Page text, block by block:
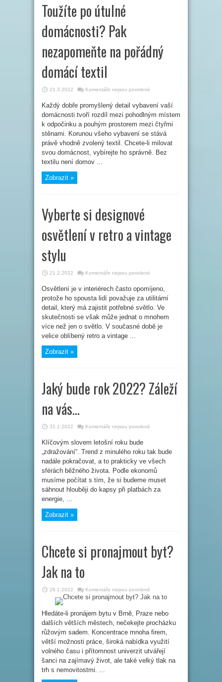
Toužíte po útulné
domácnosti? Pak
nezapomeňte na pořádný
domácí textil
21.3.2022 Komentáře nejsou povolené
názvem
po
útulné
domácnosti?
Pak
na
pořádný
domácí
Každý dobře promyšlený detail vybavení vaší
domácnosti tvoří rozdíl mezi pohodlným místem
k odpočinku a pouhým prostorem mezi čtyřmi
stěnami. Korunou všeho vybavení se stává
právě vhodně zvolený textil. Chcete-li milovat
svou domácnost, vybírejte ho správně. Bez
textilu není domov ...
Zobrazit »
Vyberte si designové
osvětlení v retro a vintage
stylu
21.2.2022 Komentáře nejsou povolené
názvem
Vyberte
si
designové
osvětlení
v
a
Osvětlení je v interiérech často opomíjeno,
protože ho spousta lidí považuje za utilitární
detail, který má zajistit potřebné světlo. Ve
skutečnosti se však může jednat o mnohem
více než jen o světlo. V současné době je
velice oblíbený retro a vintage ...
Zobrazit »
Jaký bude rok 2022? Záleží
na vás…
31.1.2022 Komentáře nejsou povolené
bude
rok
2022?
Záleží
vás…
Klíčovým slovem letošní roku bude
„zdražování“. Trend z minulého roku tak bude
nadále pokračovat, a to prakticky ve všech
sférách běžného života. Podle ekonomů
musíme počítat s tím, že si budeme muset
sáhnout hlouběji do kapsy při platbách za
energie, ...
Zobrazit »
​​Chcete si pronajmout byt?
Jak na to
26.1.2022 Komentáře nejsou povolené
s
Chcete
si
byt?
na
to
Hledáte-li pronájem bytu v Brně, Praze nebo
dalších větších městech, nečekejte procházku
růžovým sadem. Koncentrace mnoha firem,
větší možnosti práce, široká nabídka využití
volného času i přítomnost univerzit utvářejí
šanci na zajímavý život, ale také velký tlak na
trh s nemovitostmi. ...